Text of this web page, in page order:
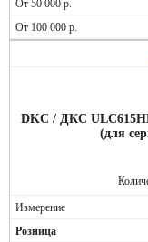
DKC / ДКС
(для